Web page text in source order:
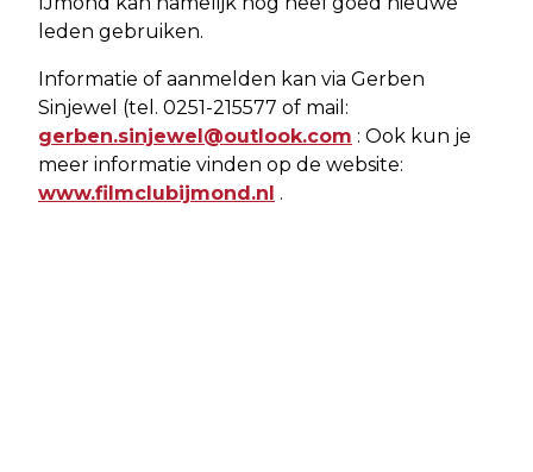
leden gebruiken.
Informatie of aanmelden kan via Gerben
Sinjewel (tel. 0251-215577 of mail:
gerben.sinjewel@outlook.com : Ook kun je
meer informatie vinden op de website:
www.filmclubijmond.nl .